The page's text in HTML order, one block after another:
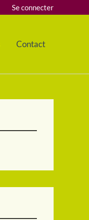
Se connecter
Contact